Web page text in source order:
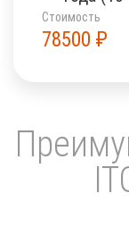
Стоимость
78500 ₽